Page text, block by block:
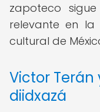
zapoteco
relevante en
cultural de
Victor Terán
diidxazá